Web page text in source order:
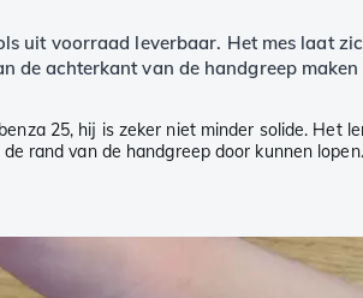
uit voorraad leverbaar. Het mes laat
de achterkant van de handgreep
25, hij is zeker niet minder solide.
rand van de handgreep door kunnen lopen.